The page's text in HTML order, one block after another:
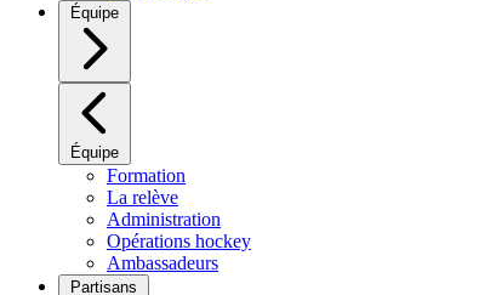
Équipe
Équipe
Formation
La relève
Administration
Opérations hockey
Ambassadeurs
Partisans